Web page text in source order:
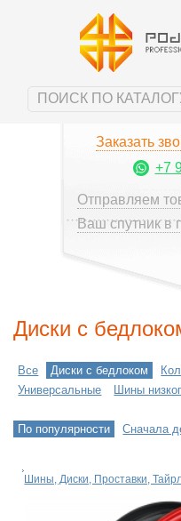
Заказать
+7
Отправляем
Ваш спутник в
Диски с
Все Диски с бедлоком
Универсальные
Шины
По популярности Сначала
Шины, Диски, Проставки,